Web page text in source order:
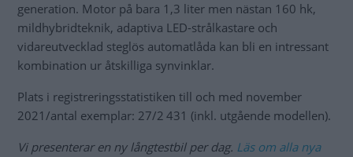
generation. Motor på bara 1,3 liter men nästan 160 hk,
mildhybridteknik, adaptiva LED-strålkastare och
vidareutvecklad steglös automatlåda kan bli en intressant
kombination ur åtskilliga synvinklar.
Plats i registreringsstatistiken till och med november
2021/antal exemplar: 27/2 431 (inkl. utgående modellen).
Vi presenterar en ny långtestbil per dag. Läs om alla nya